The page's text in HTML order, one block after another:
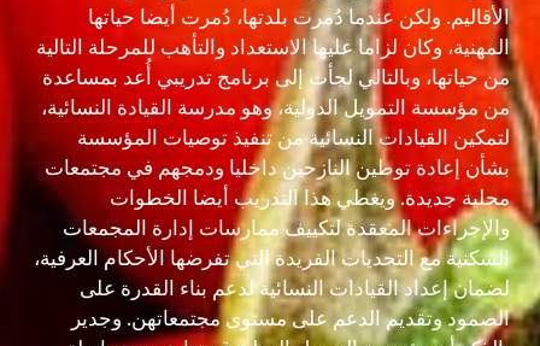
الأقاليم. ولكن عندما دُمرت بلدتها، دُمرت أيضا حياتها
المهنية، وكان لزاما عليها الاستعداد والتأهب للمرحلة التالية
من حياتها، وبالتالي لجأت إلى برنامج تدريبي أُعد بمساعدة
من مؤسسة التمويل الدولية، وهو مدرسة القيادة النسائية،
لتمكين القيادات النسائية من تنفيذ توصيات المؤسسة
بشأن إعادة توطين النازحين داخليا ودمجهم في مجتمعات
محلية جديدة. ويغطي هذا التدريب أيضا الخطوات
والإجراءات المعقدة لتكييف ممارسات إدارة المجمعات
السكنية مع التحديات الفريدة التي تفرضها الأحكام العرفية،
لضمان إعداد القيادات النسائية لدعم بناء القدرة على
الصمود وتقديم الدعم على مستوى مجتمعاتهن. وجدير